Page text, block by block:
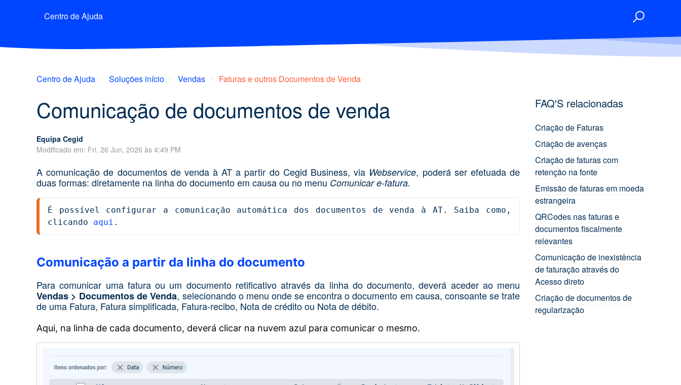
Centro de Ajuda
Centro de Ajuda Soluções início Vendas Faturas e outros Documentos de Venda
Comunicação de documentos de venda
Equipa Cegid
Modificado em: Fri, 26 Jun, 2026 às 4:49 PM
A comunicação de documentos de venda à AT a partir do Cegid Business, via Webservice, poderá ser efetuada de
duas formas: diretamente na linha do documento em causa ou no menu Comunicar e-fatura.
É possível configurar a comunicação automática dos documentos de venda à AT. Saiba como,
clicando aqui .
Comunicação a partir da linha do documento
Para comunicar uma fatura ou um documento retificativo através da linha do documento, deverá aceder ao menu
Vendas > Documentos de Venda, selecionando o menu onde se encontra o documento em causa, consoante se trate
de uma Fatura, Fatura simplificada, Fatura-recibo, Nota de crédito ou Nota de débito.
Aqui, na linha de cada documento, deverá clicar na nuvem azul para comunicar o mesmo.
FAQ'S relacionadas
Criação de Faturas
Criação de avenças
Criação de faturas com
retenção na fonte
Emissão de faturas em moeda
estrangeira
QRCodes nas faturas e
documentos fiscalmente
relevantes
Comunicação de inexistência
de faturação através do
Acesso direto
Criação de documentos de
regularização